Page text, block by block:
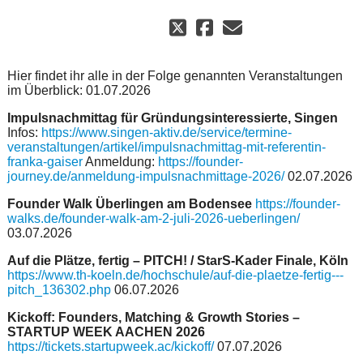
Hier findet ihr alle in der Folge genannten Veranstaltungen
im Überblick: 01.07.2026
Impulsnachmittag für Gründungsinteressierte, Singen
Infos: https://www.singen-aktiv.de/service/termine-
veranstaltungen/artikel/impulsnachmittag-mit-referentin-
franka-gaiserAnmeldung: https://founder-
journey.de/anmeldung-impulsnachmittage-2026/02.07.2026
Founder Walk Überlingen am Bodensee https://founder-
walks.de/founder-walk-am-2-juli-2026-ueberlingen/
03.07.2026
Auf die Plätze, fertig – PITCH! / StarS-Kader Finale, Köln
https://www.th-koeln.de/hochschule/auf-die-plaetze-fertig---
pitch_136302.php06.07.2026
Kickoff: Founders, Matching & Growth Stories –
STARTUP WEEK AACHEN 2026
https://tickets.startupweek.ac/kickoff/07.07.2026